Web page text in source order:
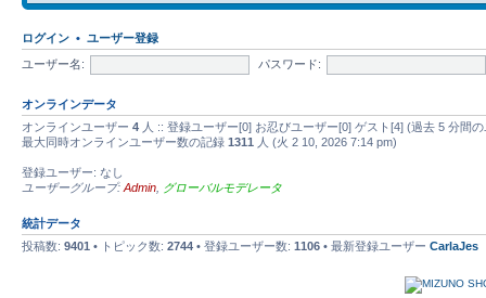
ログイン • ユーザー登録
ユーザー名: パスワード:
オンラインデータ
オンラインユーザー 4 人 :: 登録ユーザー[0] お忍びユーザー[0] ゲスト[4] (過去 5 分間
最大同時オンラインユーザー数の記録 1311 人 (火 2 10, 2026 7:14 pm)
登録ユーザー: なし
ユーザーグループ: Admin グローバルモデレータ
統計データ
投稿数: 9401 • トピック数: 2744 • 登録ユーザー数: 1106 • 最新登録ユーザー CarlaJes